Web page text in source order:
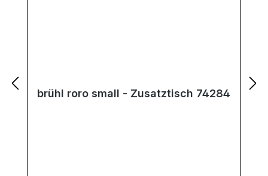
brühl roro small - Zusatztisch 74284